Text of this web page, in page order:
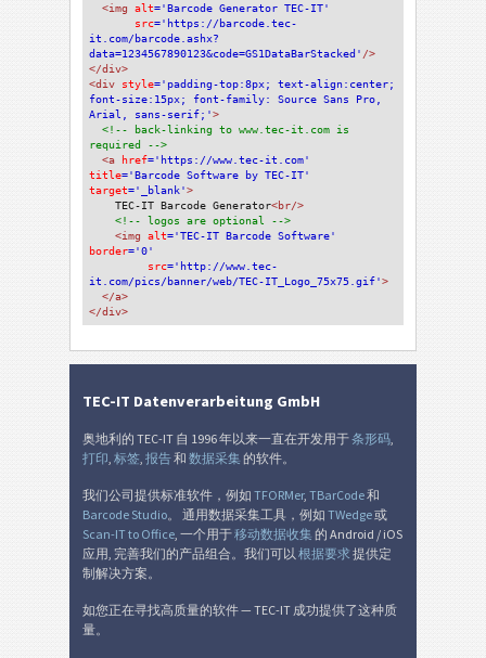
<img alt='Barcode Generator TEC-IT'
src='https://barcode.tec-
it.com/barcode.ashx?
data=1234567890123&code=GS1DataBarStacked' />
</div>
<div style='padding-top:8px; text-align:center;
font-size:15px; font-family: Source Sans Pro,
Arial, sans-serif;'>
<!-- back-linking to www.tec-it.com is
required -->
<a href='https://www.tec-it.com'
title='Barcode Software by TEC-IT'
target='_blank'>
TEC-IT Barcode Generator<br/>
<!-- logos are optional -->
<img alt='TEC-IT Barcode Software'
border='0'
src='http://www.tec-
it.com/pics/banner/web/TEC-IT_Logo_75x75.gif'>
</a>
</div>
TEC-IT Datenverarbeitung GmbH
奥地利的 TEC-IT 自 1996 年以来一直在开发用于条形码
打印 标签 报告和 数据采集的软件。
我们公司提供标准软件，例如 TFORMer, TBarCode和
Barcode Studio。 通用数据采集工具，例如 TWedge或
Scan-IT to Office , 一个用于移动数据收集的 Android / iOS
应用, 完善我们的产品组合。我们可以 根据要求 提供定
制解决方案。
如您正在寻找高质量的软件 — TEC-IT 成功提供了这种质
量。